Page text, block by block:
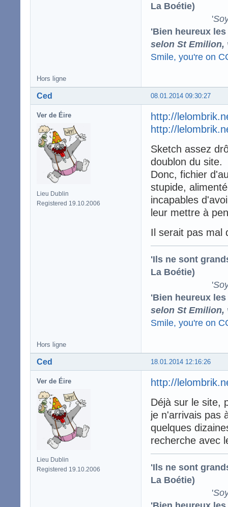
La Boétie)
'
'Bien heureux
selon St Emilion,
Smile, you're on
Hors ligne
08.01.2014 09:30:27
Ced
Ver de Éire
Lieu Dublin
Registered 19.10.2006
http://
http://
Sketch assez
doublon du site.
Donc, fichier
stupide,
incapables
leur mettre à
Il serait pas mal
'Ils ne sont
La Boétie)
'
'Bien heureux
selon St Emilion,
Smile, you're on
Hors ligne
18.01.2014 12:16:26
Ced
Ver de Éire
Lieu Dublin
Registered 19.10.2006
http://
Déjà sur le site,
je n'arrivais pas
quelques
recherche avec
'Ils ne sont
La Boétie)
'